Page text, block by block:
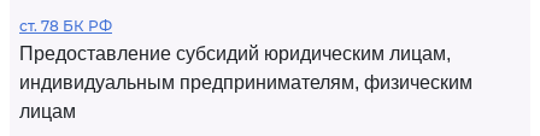
ст. 78 БК РФ
Предоставление субсидий юридическим лицам,
индивидуальным предпринимателям, физическим
лицам